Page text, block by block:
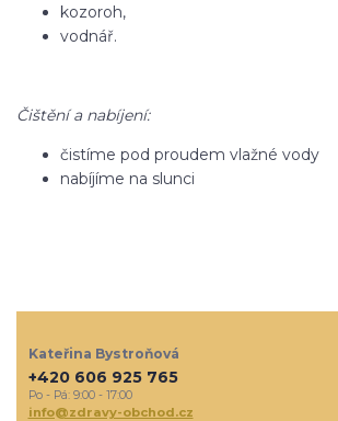
kozoroh,
vodnář.
Čištění a nabíjení:
čistíme pod proudem vlažné vody
nabíjíme na slunci
Kateřina Bystroňová
+420 606 925 765
Po - Pá: 9:00 - 17:00
info@zdravy-obchod.cz